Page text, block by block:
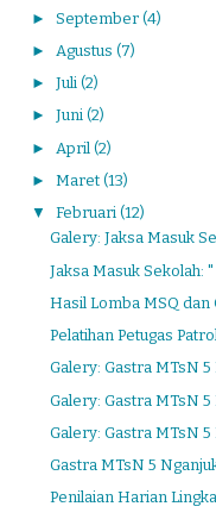
► September (4)
► Agustus (7)
► Juli (2)
► Juni (2)
► April (2)
► Maret (13)
▼ Februari (12)
Galery: Jaksa Masuk
Jaksa Masuk Sekolah:
Hasil Lomba MSQ dan
Pelatihan Petugas
Galery: Gastra MTsN
Galery: Gastra MTsN 5
Galery: Gastra MTsN 5
Gastra MTsN 5
Penilaian Harian